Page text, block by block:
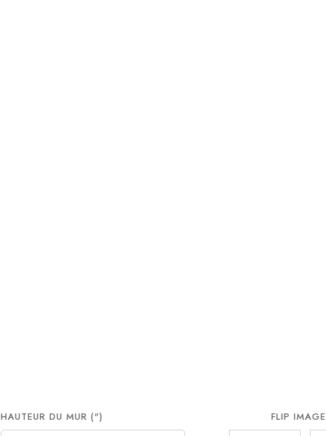
HAUTEUR DU MUR (") FLIP IMAGE